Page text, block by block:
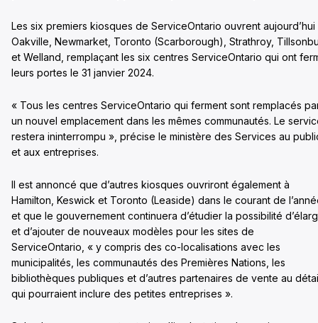
Les six premiers kiosques de ServiceOntario ouvrent aujourd’hui
Oakville, Newmarket, Toronto (Scarborough), Strathroy,
et Welland, remplaçant les six centres ServiceOntario qui ont
leurs portes le 31 janvier 2024.
« Tous les centres ServiceOntario qui ferment sont remplacés
un nouvel emplacement dans les mêmes communautés. Le
restera ininterrompu », précise le ministère des Services au
et aux entreprises.
Il est annoncé que d’autres kiosques ouvriront également à
Hamilton, Keswick et Toronto (Leaside) dans le courant de
et que le gouvernement continuera d’étudier la possibilité
et d’ajouter de nouveaux modèles pour les sites de
ServiceOntario, « y compris des co-localisations avec les
municipalités, les communautés des Premières Nations, les
bibliothèques publiques et d’autres partenaires de vente au
qui pourraient inclure des petites entreprises ».